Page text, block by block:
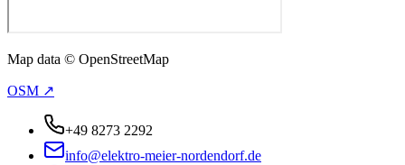
Map data © OpenStreetMap
OSM ↗
+49 8273 2292
info@elektro-meier-nordendorf.de